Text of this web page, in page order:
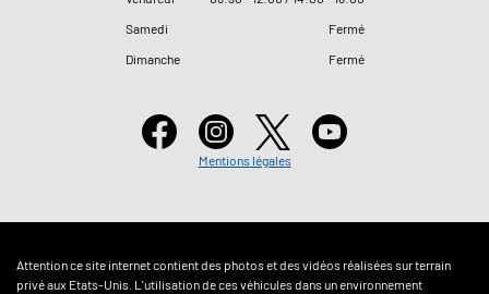
Samedi
Fermé
Dimanche
Fermé
Mentions légales
Attention ce site internet contient des photos et des vidéos réalisées sur terrain
privé aux Etats-Unis. L'utilisation de ces véhicules dans un environnement